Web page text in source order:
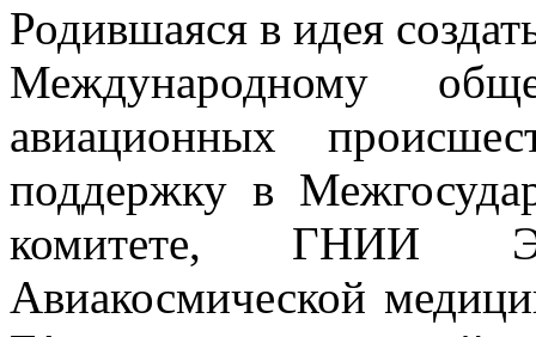
Родившаяся в идея
Международному
авиационных
поддержку в
комитете,
Авиакосмической